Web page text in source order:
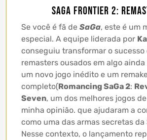
SaGa Frontier 2:
Se você é fã de SaGa, este é um
especial. A equipe liderada por
conseguiu transformar o sucesso
remasters ousados em algo
um novo jogo inédito e um
completo(Romancing SaGa 2:
Seven, um dos melhores jogos
minha opinião. que ajudaram a
como uma das armas secretas da
Nesse contexto, o lançamento